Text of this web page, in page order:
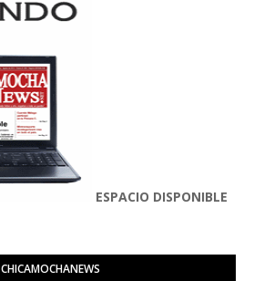
ESPACIO DISPONIBLE
CHICAMOCHANEWS